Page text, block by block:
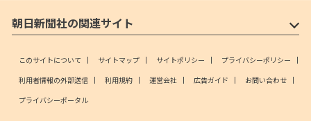
朝日新聞社の関連サイト
このサイトについて サイトマップ サイトポリシー
プライバシーポリシー
利用者情報の外部送信
利用規約 運営会社 広告ガイド
お問い合わせ
プライバシーポータル